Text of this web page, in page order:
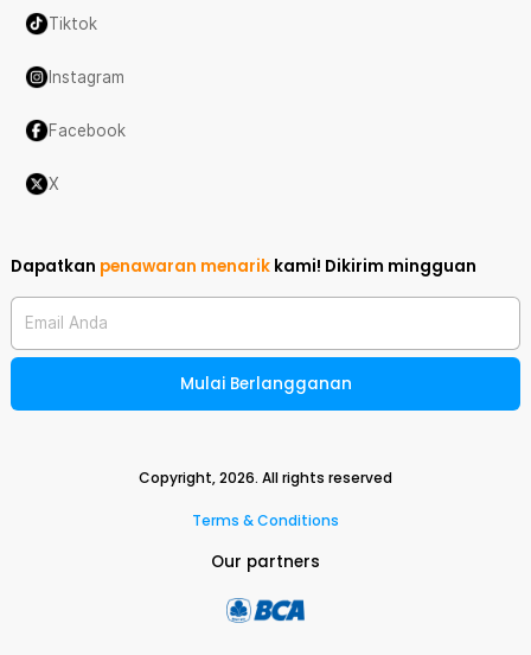
Tiktok
Instagram
Facebook
X
Dapatkan penawaran menarik kami! Dikirim mingguan
Email Anda
Mulai Berlangganan
Copyright,2026. All rights reserved
Terms & Conditions
Our partners